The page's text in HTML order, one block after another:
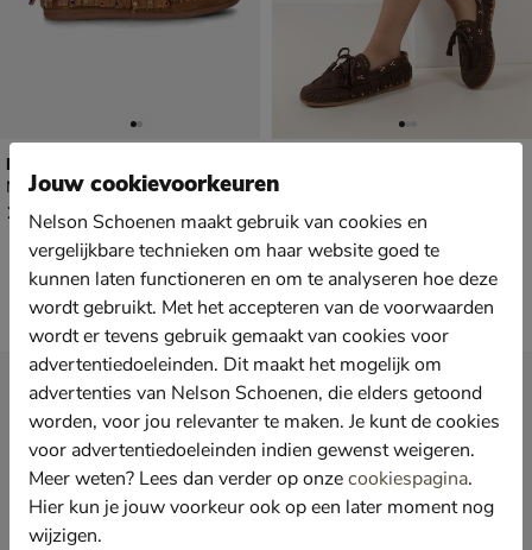
Haboob Yara
Mocassins & loafers - bruin
€ 109,99
109,
Mocassins & loafers - bruin
€ 109,99
109,
Nieuwsbrief
Ontvang € 10,- welkomstkorting*en blijf op de hoogte van leuke
acties en aanbiedingen!
E-mailadres Inschrijven
Jouw cookievoorkeuren
Nelson Schoenen maakt gebruik van cookies en
vergelijkbare technieken om haar website goed te
kunnen laten functioneren en om te analyseren hoe deze
wordt gebruikt. Met het accepteren van de voorwaarden
wordt er tevens gebruik gemaakt van cookies voor
advertentiedoeleinden. Dit maakt het mogelijk om
advertenties van Nelson Schoenen, die elders getoond
worden, voor jou relevanter te maken. Je kunt de cookies
voor advertentiedoeleinden indien gewenst weigeren.
Meer weten? Lees dan verder op onzecookiespagina.
Hier kun je jouw voorkeur ook op een later moment nog
wijzigen.